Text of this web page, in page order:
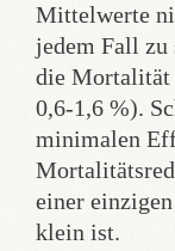
Mittelwerte
jedem Fall zu
die Mortalität
0,6-1,6 %).
minimalen
einer
klein ist.